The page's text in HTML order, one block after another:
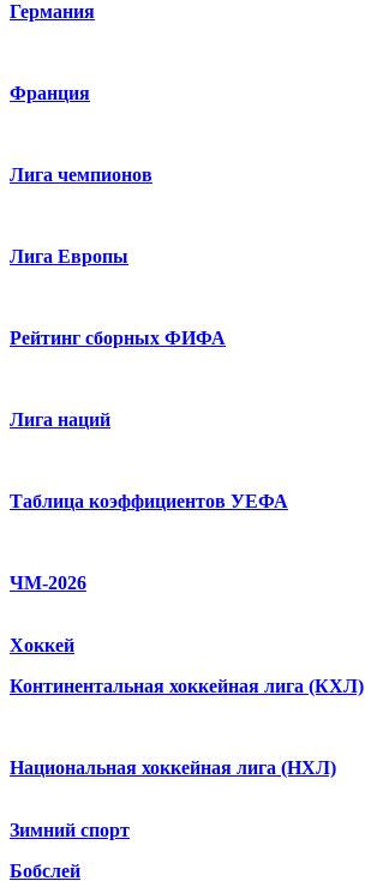
Германия
Франция
Лига чемпионов
Лига Европы
Рейтинг сборных ФИФА
Лига наций
Таблица коэффициентов УЕФА
ЧМ-2026
Хоккей
Континентальная хоккейная лига (КХЛ)
Национальная хоккейная лига (НХЛ)
Зимний спорт
Бобслей